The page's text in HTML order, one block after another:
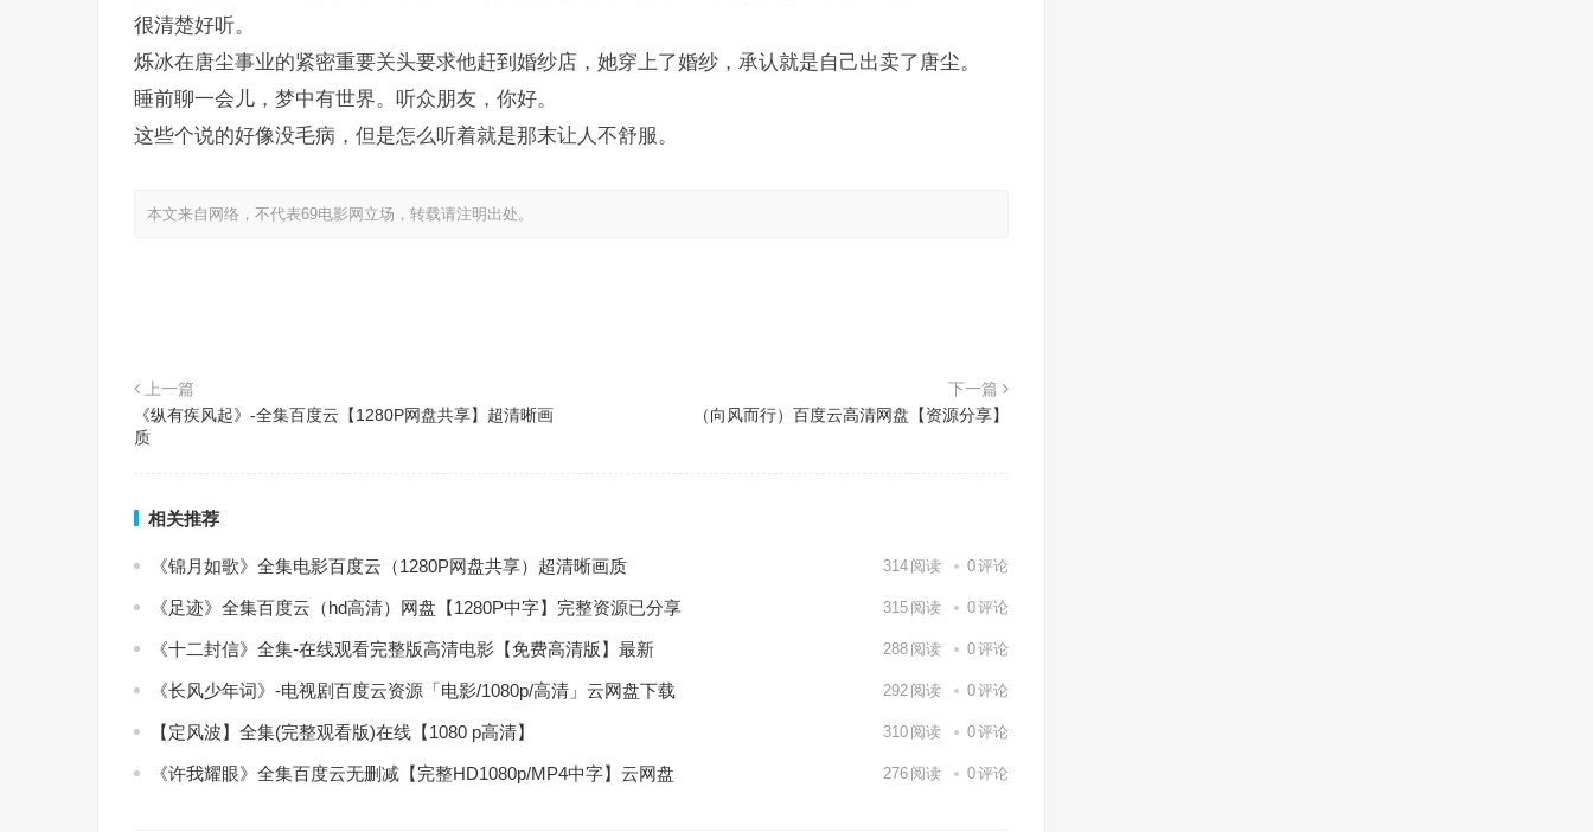
很清楚好听。
烁冰在唐尘事业的紧密重要关头要求他赶到婚纱店，她穿上了婚纱，承认就是自己出卖了唐尘。
睡前聊一会儿，梦中有世界。听众朋友，你好。
这些个说的好像没毛病，但是怎么听着就是那末让人不舒服。
本文来自网络，不代表69电影网立场，转载请注明出处。
上一篇
《纵有疾风起》-全集百度云【1280P网盘共享】超清晰画
质
下一篇
（向风而行）百度云高清网盘【资源分享】
相关推荐
《锦月如歌》全集电影百度云（1280P网盘共享）超清晰画质 314 阅读 0评论
《足迹》全集百度云（hd高清）网盘【1280P中字】完整资源已分享 315 阅读 0评论
《十二封信》全集-在线观看完整版高清电影【免费高清版】最新 288 阅读 0评论
《长风少年词》-电视剧百度云资源「电影/1080p/高清」云网盘下载 292 阅读 0评论
【定风波】全集(完整观看版)在线【1080 p高清】 310 阅读 0评论
《许我耀眼》全集百度云无删减【完整HD1080p/MP4中字】云网盘 276 阅读 0评论